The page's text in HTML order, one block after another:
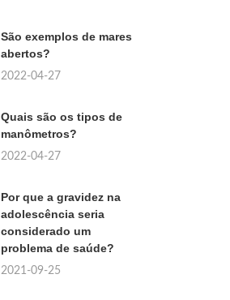
São exemplos de mares
abertos?
2022-04-27
Quais são os tipos de
manômetros?
2022-04-27
Por que a gravidez na
adolescência seria
considerado um
problema de saúde?
2021-09-25